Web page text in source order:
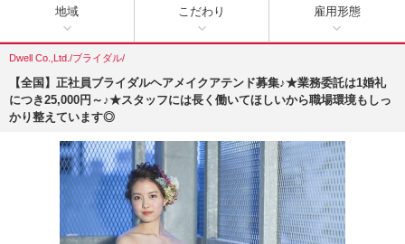
地域 こだわり 雇用形態
Dwell Co.,Ltd./ブライダル/
【全国】正社員ブライダルヘアメイクアテンド募集♪★業務委託は1婚礼
につき25,000円～♪★スタッフには長く働いてほしいから職場環境もしっ
かり整えています◎